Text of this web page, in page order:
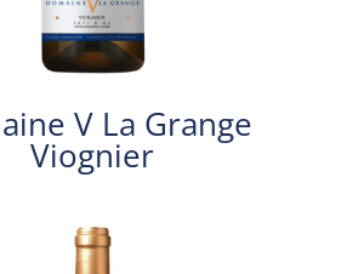
V La Grange
Viognier